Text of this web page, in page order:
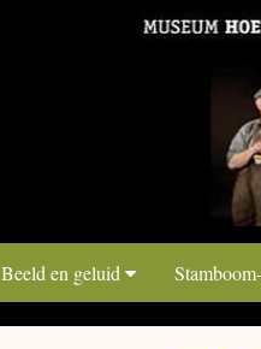
Beeld en geluid